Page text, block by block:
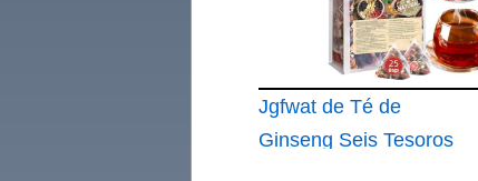
Jgfwat de Té de
Ginseng Seis Tesoros